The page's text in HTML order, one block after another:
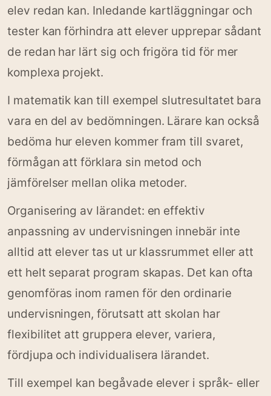
elev redan kan. Inledande kartläggningar och
tester kan förhindra att elever upprepar sådant
de redan har lärt sig och frigöra tid för mer
komplexa projekt.
I matematik kan till exempel slutresultatet bara
vara en del av bedömningen. Lärare kan också
bedöma hur eleven kommer fram till svaret,
förmågan att förklara sin metod och
jämförelser mellan olika metoder.
Organisering av lärandet: en effektiv
anpassning av undervisningen innebär inte
alltid att elever tas ut ur klassrummet eller att
ett helt separat program skapas. Det kan ofta
genomföras inom ramen för den ordinarie
undervisningen, förutsatt att skolan har
flexibilitet att gruppera elever, variera,
fördjupa och individualisera lärandet.
Till exempel kan begåvade elever i språk- eller